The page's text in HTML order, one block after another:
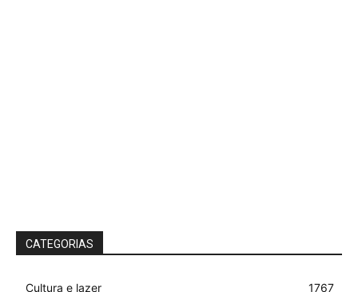
CATEGORIAS
Cultura e lazer
1767